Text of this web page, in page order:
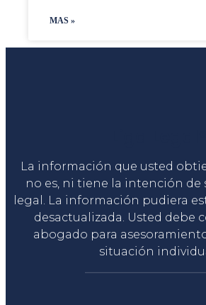
MAS »
La información que usted
no es, ni tiene la intención de
legal. La información pudiera
desactualizada. Usted debe
abogado para
situación